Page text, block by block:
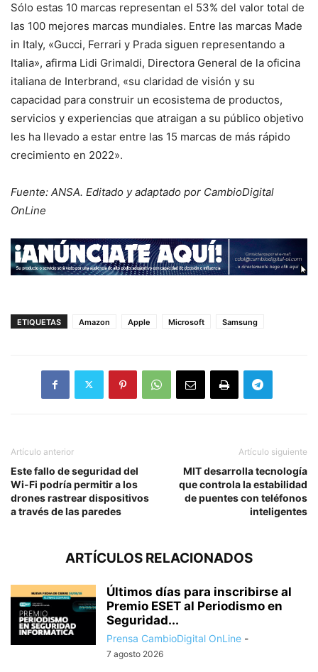
Sólo estas 10 marcas representan el 53% del valor total de
las 100 mejores marcas mundiales. Entre las marcas Made
in Italy, «Gucci, Ferrari y Prada siguen representando a
Italia», afirma Lidi Grimaldi, Directora General de la oficina
italiana de Interbrand, «su claridad de visión y su
capacidad para construir un ecosistema de productos,
servicios y experiencias que atraigan a su público objetivo
les ha llevado a estar entre las 15 marcas de más rápido
crecimiento en 2022».
Fuente: ANSA. Editado y adaptado por CambioDigital
OnLine
ETIQUETAS Amazon Apple Microsoft Samsung
Artículo anterior
Este fallo de seguridad del
Wi-Fi podría permitir a los
drones rastrear dispositivos
a través de las paredes
Artículo siguiente
MIT desarrolla tecnología
que controla la estabilidad
de puentes con teléfonos
inteligentes
ARTÍCULOS RELACIONADOS
Últimos días para inscribirse al
Premio ESET al Periodismo en
Seguridad...
Prensa CambioDigital OnLine -
7 agosto 2026